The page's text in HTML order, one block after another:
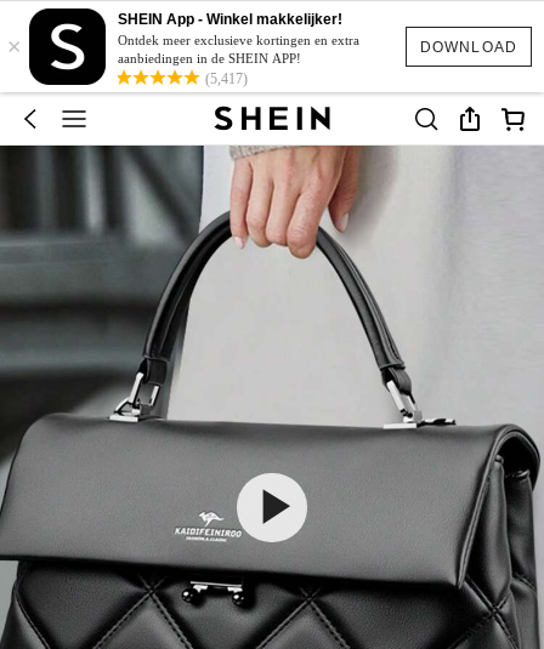
DOWNLOAD
×
SHEIN App - Winkel makkelijker!
Ontdek meer exclusieve kortingen en extra
aanbiedingen in de SHEIN APP!
(5,417)